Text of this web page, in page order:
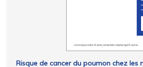
Risque de cancer du poumon chez les